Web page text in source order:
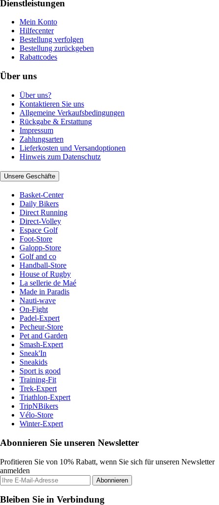
Dienstleistungen
Mein Konto
Hilfecenter
Bestellung verfolgen
Bestellung zurückgeben
Rabattcodes
Über uns
Über uns?
Kontaktieren Sie uns
Allgemeine Verkaufsbedingungen
Rückgabe & Erstattung
Impressum
Zahlungsarten
Lieferkosten und Versandoptionen
Hinweis zum Datenschutz
Unsere Geschäfte
Basket-Center
Daily Bikers
Direct Running
Direct-Volley
Espace Golf
Foot-Store
Galopp-Store
Golf and co
Handball-Store
House of Rugby
La sellerie de Maé
Made in Paradis
Nauti-wave
On-Fight
Padel-Expert
Pecheur-Store
Pet and Garden
Smash-Expert
Sneak'In
Sneakids
Sport is good
Training-Fit
Trek-Expert
Triathlon-Expert
TripNBikers
Vélo-Store
Winter-Expert
Abonnieren Sie unseren Newsletter
Profitieren Sie von 10% Rabatt, wenn Sie sich für unseren Newsletter
anmelden
Abonnieren
Bleiben Sie in Verbindung